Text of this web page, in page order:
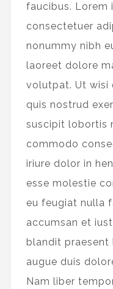
faucibus. Lorem
consectetuer
nonummy nibh
laoreet dolore
volutpat. Ut wisi
quis nostrud
suscipit lobortis
commodo
iriure dolor in
esse molestie
eu feugiat nulla
accumsan et
blandit
augue duis
Nam liber